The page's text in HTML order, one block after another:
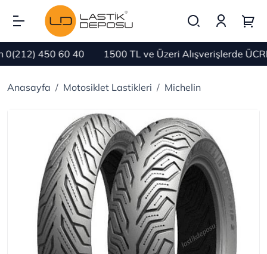
450 60 40 1500 TL ve Üzeri Alışverişlerde
Anasayfa Motosiklet Lastikleri Michelin